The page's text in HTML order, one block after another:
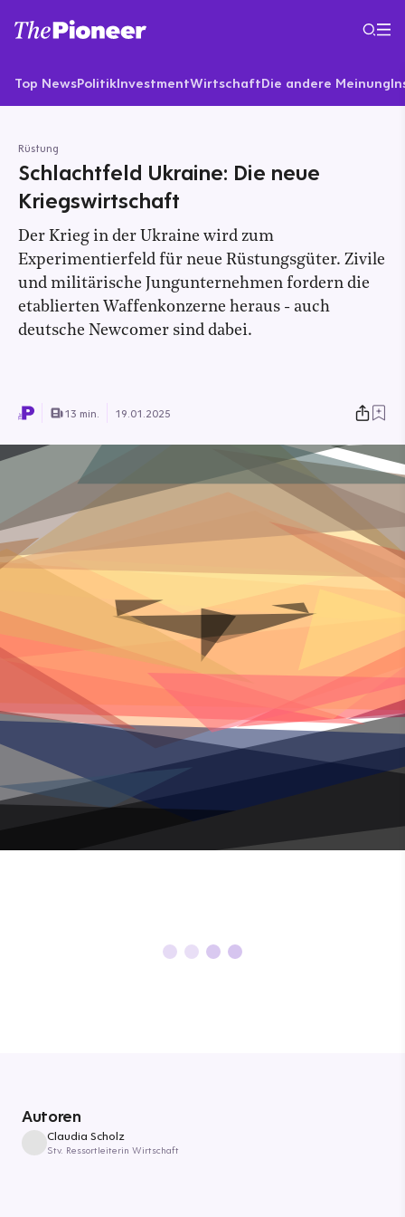
Top NewsPolitikInvestmentWirtschaftDie andere Meinung
Rüstung
Schlachtfeld Ukraine: Die neue
Kriegswirtschaft
Der Krieg in der Ukraine wird zum
Experimentierfeld für neue Rüstungsgüter. Zivile
und militärische Jungunternehmen fordern die
etablierten Waffenkonzerne heraus - auch
deutsche Newcomer sind dabei.
13 min. 19.01.2025
Autoren
Claudia Scholz
Stv. Ressortleiterin Wirtschaft